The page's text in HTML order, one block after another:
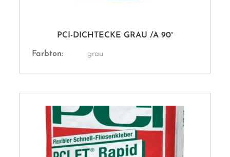
PCI-DICHTECKE GRAU /A 90°
Farbton: grau